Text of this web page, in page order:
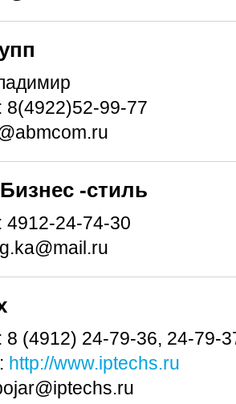
8(4922)52-99-77
-стиль
4912-24-74-30
8 (4912) 24-79-36, 24-79-
http://www.iptechs.ru